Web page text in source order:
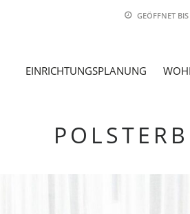
GEÖFFNET BIS
EINRICHTUNGSPLANUNG